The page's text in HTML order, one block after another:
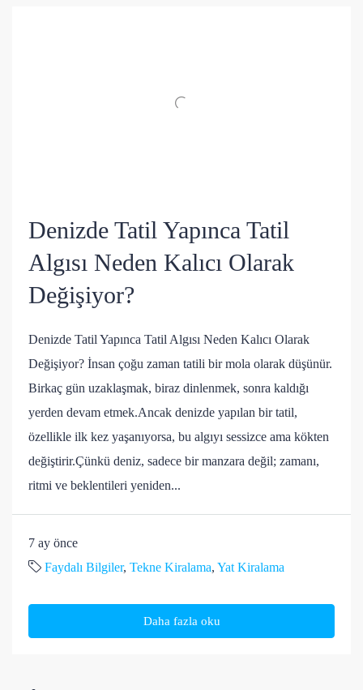
Denizde Tatil Yapınca Tatil
Algısı Neden Kalıcı Olarak
Değişiyor?
Denizde Tatil Yapınca Tatil Algısı Neden Kalıcı Olarak
Değişiyor? İnsan çoğu zaman tatili bir mola olarak düşünür.
Birkaç gün uzaklaşmak, biraz dinlenmek, sonra kaldığı
yerden devam etmek.Ancak denizde yapılan bir tatil,
özellikle ilk kez yaşanıyorsa, bu algıyı sessizce ama kökten
değiştirir.Çünkü deniz, sadece bir manzara değil; zamanı,
ritmi ve beklentileri yeniden...
7 ay önce
Faydalı Bilgiler, Tekne Kiralama, Yat Kiralama
Daha fazla oku